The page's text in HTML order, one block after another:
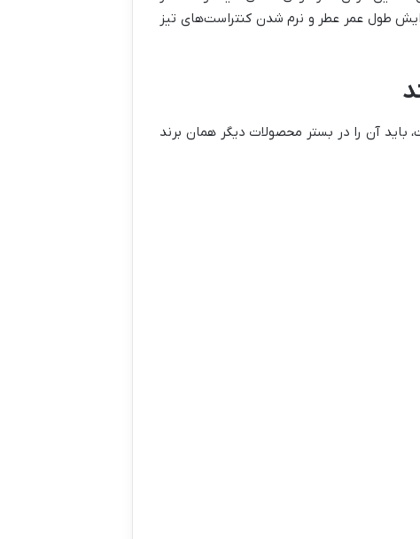
طول عمر عطر و نرم شدن کنتراست‌های تیز
باید آن را در بستر محصولات دیگر همان برند